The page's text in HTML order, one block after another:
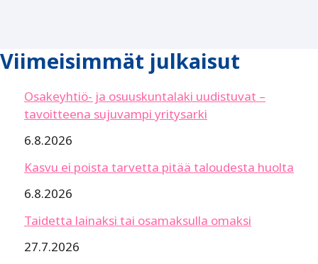
Viimeisimmät julkaisut
Osakeyhtiö- ja osuuskuntalaki uudistuvat –
tavoitteena sujuvampi yritysarki
6.8.2026
Kasvu ei poista tarvetta pitää taloudesta huolta
6.8.2026
Taidetta lainaksi tai osamaksulla omaksi
27.7.2026